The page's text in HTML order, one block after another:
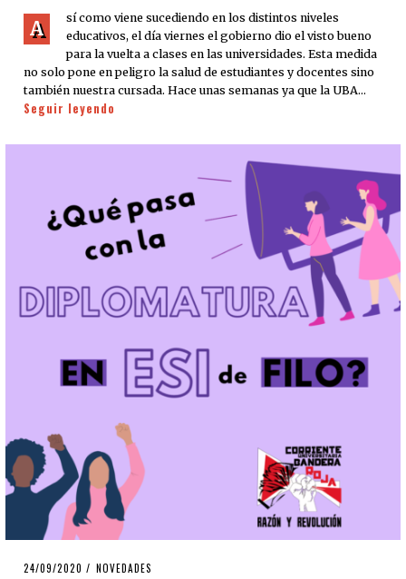
A
sí como viene sucediendo en los distintos niveles
educativos, el día viernes el gobierno dio el visto bueno
para la vuelta a clases en las universidades. Esta medida
no solo pone en peligro la salud de estudiantes y docentes sino
también nuestra cursada. Hace unas semanas ya que la UBA…
Seguir leyendo
POSTED
24/09/2020 24/09/2020
NOVEDADES